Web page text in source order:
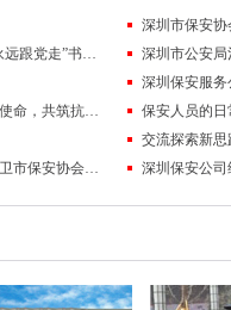
关于广东省保安协会举办“南粤保安永远跟党走”书画摄影比赛的通知
深圳市保安公司参加《忠诚践行初心使命，共筑抗议抗洪长城》为主题的保安行业宣传日活动
保安人员的
交流探索新
加强行业交流，共促企业发展——中卫市保安协会一行莅临协会考察交流
深圳保安公